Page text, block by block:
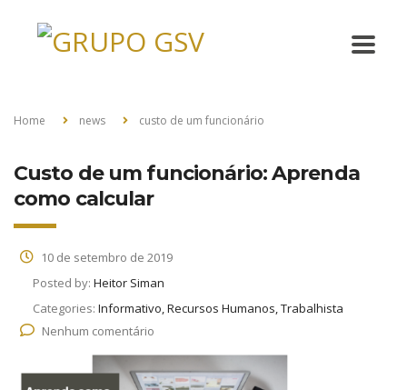
Home news custo de um funcionário
Custo de um funcionário: Aprenda
como calcular
10 de setembro de 2019
Posted by: Heitor Siman
Categories: Informativo, Recursos Humanos, Trabalhista
Nenhum comentário